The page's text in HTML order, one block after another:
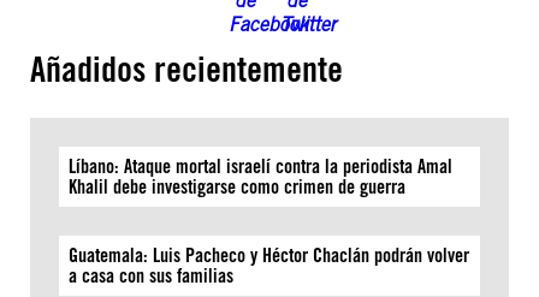
Añadidos recientemente
Líbano: Ataque mortal israelí contra la periodista Amal
Khalil debe investigarse como crimen de guerra
Guatemala: Luis Pacheco y Héctor Chaclán podrán volver
a casa con sus familias